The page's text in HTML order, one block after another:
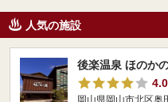
人気の施設
後楽温泉 ほのか
4.0
岡山県岡山市北区奥